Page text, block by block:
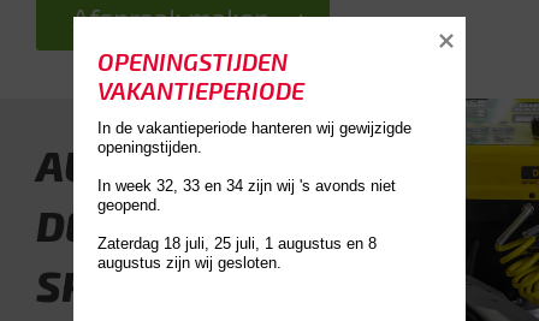
Afspraak maken
AUTO DIEKER
DÉ UNIVERSELE
SPECIALIST
OPENINGSTIJDEN
VAKANTIEPERIODE
In de vakantieperiode hanteren wij gewijzigde
openingstijden.
In week 32, 33 en 34 zijn wij 's avonds niet
geopend.
Zaterdag 18 juli, 25 juli, 1 augustus en 8